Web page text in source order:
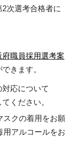
次選考合格者に
府職員採用選考案
きます。
応について
ください。
スクの着用をお願
用アルコールをお